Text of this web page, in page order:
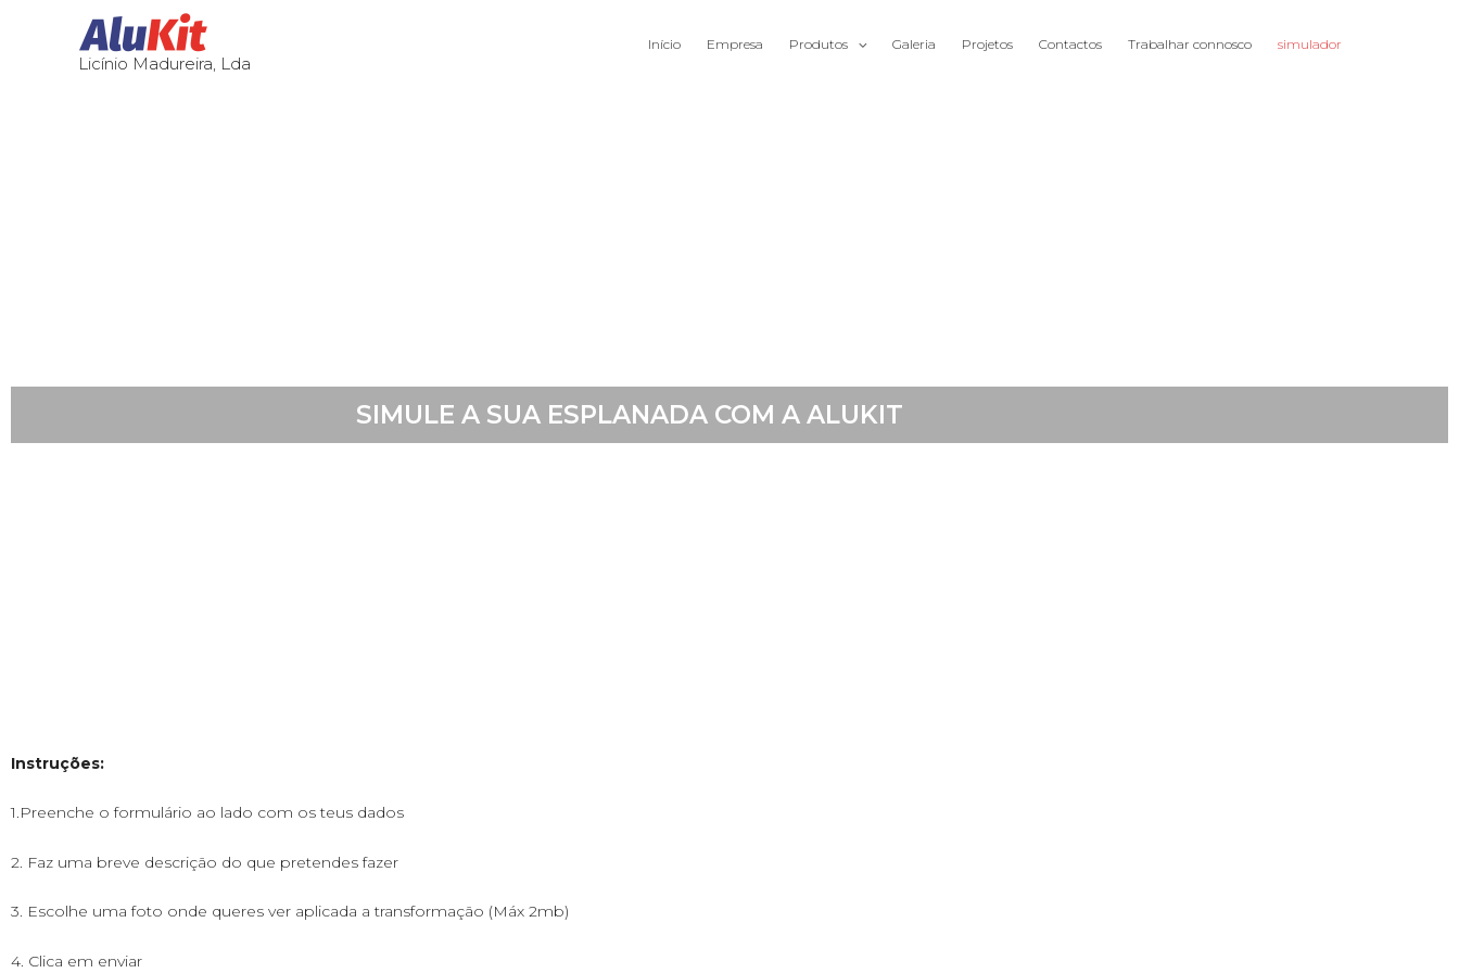
Licínio Madureira, Lda
Início Empresa Produtos Galeria Projetos Contactos Trabalhar connosco simulador
SIMULE A SUA ESPLANADA COM A ALUKIT
Instruções:
1.Preenche o formulário ao lado com os teus dados
2. Faz uma breve descrição do que pretendes fazer
3. Escolhe uma foto onde queres ver aplicada a transformação (Máx 2mb)
4. Clica em enviar